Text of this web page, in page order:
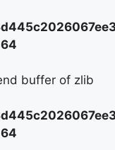
buffer of zlib